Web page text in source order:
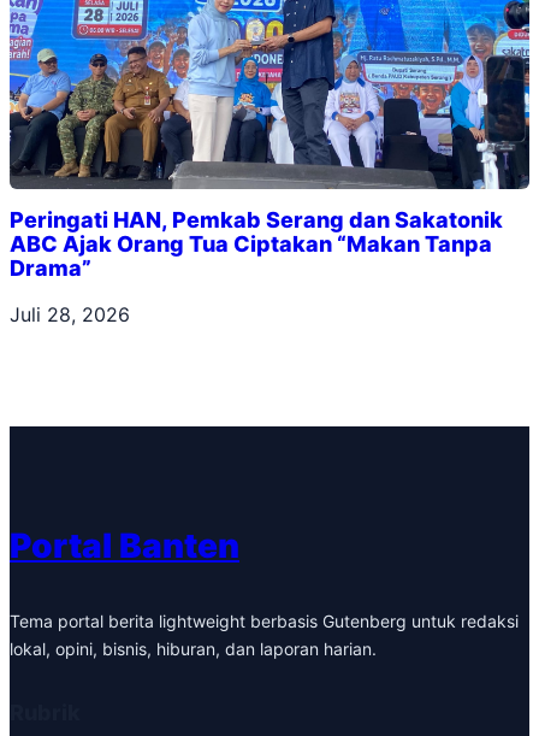
Peringati HAN, Pemkab Serang dan Sakatonik
ABC Ajak Orang Tua Ciptakan “Makan Tanpa
Drama”
Juli 28, 2026
Portal Banten
Tema portal berita lightweight berbasis Gutenberg untuk redaksi
lokal, opini, bisnis, hiburan, dan laporan harian.